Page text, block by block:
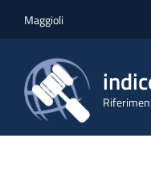
Maggioli